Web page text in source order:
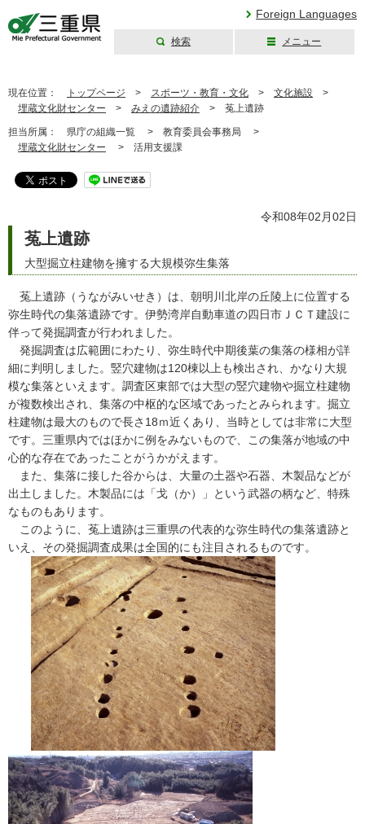
Foreign Languages
検索 メニュー
現在位置： トップページ > スポーツ・教育・文化 > 文化施設 >
埋蔵文化財センター > みえの遺跡紹介 > 菟上遺跡
担当所属： 県庁の組織一覧 > 教育委員会事務局 >
埋蔵文化財センター > 活用支援課
令和08年02月02日
菟上遺跡
大型掘立柱建物を擁する大規模弥生集落
菟上遺跡（うながみいせき）は、朝明川北岸の丘陵上に位置する
弥生時代の集落遺跡です。伊勢湾岸自動車道の四日市ＪＣＴ建設に
伴って発掘調査が行われました。
発掘調査は広範囲にわたり、弥生時代中期後葉の集落の様相が詳
細に判明しました。竪穴建物は120棟以上も検出され、かなり大規
模な集落といえます。調査区東部では大型の竪穴建物や掘立柱建物
が複数検出され、集落の中枢的な区域であったとみられます。掘立
柱建物は最大のもので長さ18ｍ近くあり、当時としては非常に大型
です。三重県内ではほかに例をみないもので、この集落が地域の中
心的な存在であったことがうかがえます。
また、集落に接した谷からは、大量の土器や石器、木製品などが
出土しました。木製品には「戈（か）」という武器の柄など、特殊
なものもあります。
このように、菟上遺跡は三重県の代表的な弥生時代の集落遺跡と
いえ、その発掘調査成果は全国的にも注目されるものです。